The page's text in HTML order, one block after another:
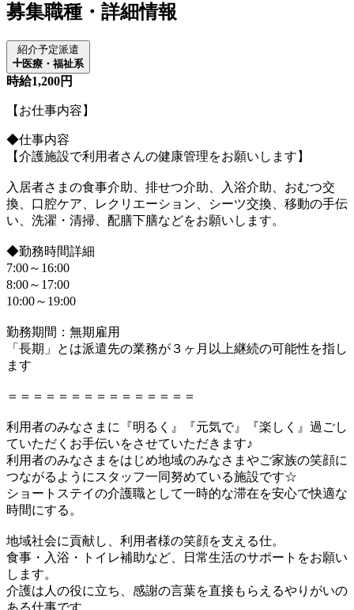
募集職種・詳細情報
紹介予定派遣
医療・福祉系
時給1,200円
【お仕事内容】
◆仕事内容
【介護施設で利用者さんの健康管理をお願いします】
入居者さまの食事介助、排せつ介助、入浴介助、おむつ交
換、口腔ケア、レクリエーション、シーツ交換、移動の手伝
い、洗濯・清掃、配膳下膳などをお願いします。
◆勤務時間詳細
7:00～16:00
8:00～17:00
10:00～19:00
勤務期間：無期雇用
「長期」とは派遣先の業務が３ヶ月以上継続の可能性を指し
ます
＝＝＝＝＝＝＝＝＝＝＝＝＝＝＝
利用者のみなさまに『明るく』『元気で』『楽しく』過ごし
ていただくお手伝いをさせていただきます♪
利用者のみなさまをはじめ地域のみなさまやご家族の笑顔に
つながるようにスタッフ一同努めている施設です☆
ショートステイの介護職として一時的な滞在を安心で快適な
時間にする。
地域社会に貢献し、利用者様の笑顔を支える仕。
食事・入浴・トイレ補助など、日常生活のサポートをお願い
します。
介護は人の役に立ち、感謝の言葉を直接もらえるやりがいの
ある仕事です。